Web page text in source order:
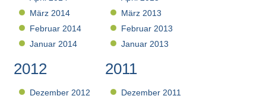
März 2014
Februar 2014
Januar 2014
März 2013
Februar 2013
Januar 2013
2012
Dezember 2012
2011
Dezember 2011